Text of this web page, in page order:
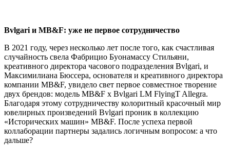
Bvlgari и MB&F: уже не первое сотрудничество
В 2021 году, через несколько лет после того, как счастливая
случайность свела Фабрицио Буонамассу Стильяни,
креативного директора часового подразделения Bvlgari, и
Максимилиана Бюссера, основателя и креативного директора
компании MB&F, увидело свет первое совместное творение
двух брендов: модель MB&F x Bvlgari LM FlyingT Allegra.
Благодаря этому сотрудничеству колоритный красочный мир
ювелирных произведений Bvlgari проник в коллекцию
«Исторических машин» MB&F. После успеха первой
коллаборации партнеры задались логичным вопросом: а что
дальше?